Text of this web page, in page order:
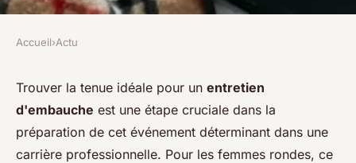
Quelle est la tenue idéale pour
femme ronde en entretien
d'embauche?
Accueil›Actu
Trouver la tenue idéale pour un entretien
d'embauche est une étape cruciale dans la
préparation de cet événement déterminant dans une
carrière professionnelle. Pour les femmes rondes, ce